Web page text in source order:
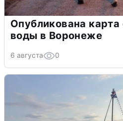
Опубликована
воды в Воронеже
6 августа 0